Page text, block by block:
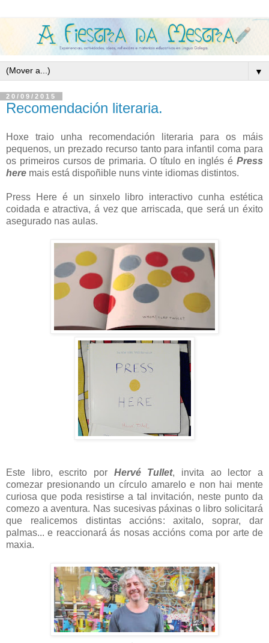
▼
20/09/2015
Recomendación literaria.
Hoxe traio unha recomendación literaria para os máis
pequenos, un prezado recurso tanto para infantil coma para
os primeiros cursos de primaria. O título en inglés é Press
here mais está dispoñible nuns vinte idiomas distintos.
Press Here é un sinxelo libro interactivo cunha estética
coidada e atractiva, á vez que arriscada, que será un éxito
asegurado nas aulas.
Este libro, escrito por Hervé Tullet, invita ao lector a
comezar presionando un círculo amarelo e non hai mente
curiosa que poda resistirse a tal invitación, neste punto da
comezo a aventura. Nas sucesivas páxinas o libro solicitará
que realicemos distintas accións: axitalo, soprar, dar
palmas... e reaccionará ás nosas accións coma por arte de
maxia.